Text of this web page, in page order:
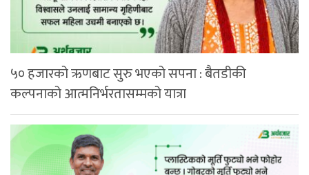
५० हजारको ऋणबाट सुरु भएको सपना : बैतडीकी
कल्पनाको आत्मनिर्भरतासम्मको यात्रा